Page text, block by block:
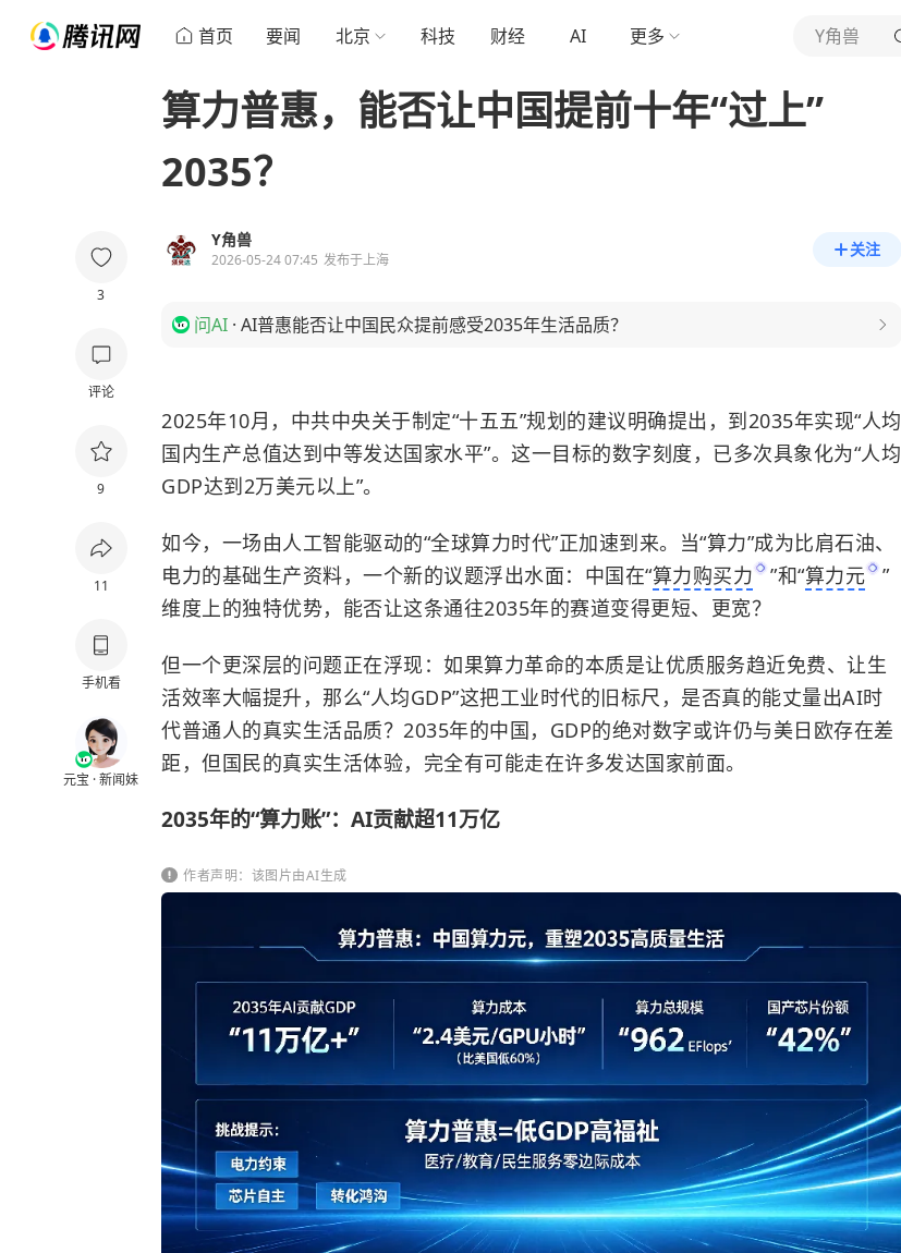
首页 要闻 北京 科技 财经 AI 更多 Y角兽
3
评论
9
11
手机看
元宝 · 新闻妹
算力普惠，能否让中国提前十年“过上”
2035？
Y角兽
2026-05-24 07:45 发布于上海
关注
问AI · AI普惠能否让中国民众提前感受2035年生活品质？
2025年10月，中共中央关于制定“十五五”规划的建议明确提出，到2035年实现“人均
国内生产总值达到中等发达国家水平”。这一目标的数字刻度，已多次具象化为“人均
GDP达到2万美元以上”。
如今，一场由人工智能驱动的“全球算力时代”正加速到来。当“算力”成为比肩石油、
电力的基础生产资料，一个新的议题浮出水面：中国在“算力购买力 ”和“算力元
”
维度上的独特优势，能否让这条通往2035年的赛道变得更短、更宽？
但一个更深层的问题正在浮现：如果算力革命的本质是让优质服务趋近免费、让生
活效率大幅提升，那么“人均GDP”这把工业时代的旧标尺，是否真的能丈量出AI时
代普通人的真实生活品质？2035年的中国，GDP的绝对数字或许仍与美日欧存在差
距，但国民的真实生活体验，完全有可能走在许多发达国家前面。
2035年的“算力账”：AI贡献超11万亿
作者声明：该图片由AI生成